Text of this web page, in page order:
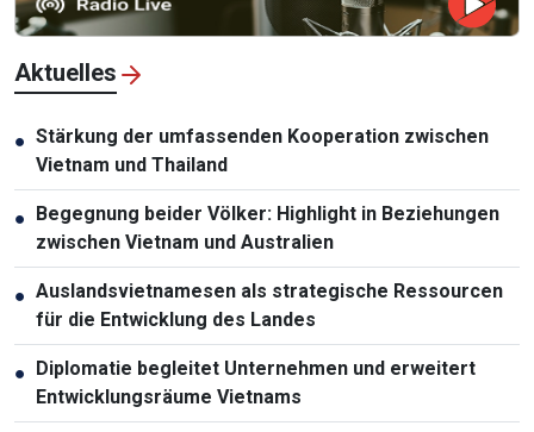
Aktuelles
● Stärkung der umfassenden Kooperation zwischen
Vietnam und Thailand
● Begegnung beider Völker: Highlight in Beziehungen
zwischen Vietnam und Australien
● Auslandsvietnamesen als strategische Ressourcen
für die Entwicklung des Landes
● Diplomatie begleitet Unternehmen und erweitert
Entwicklungsräume Vietnams